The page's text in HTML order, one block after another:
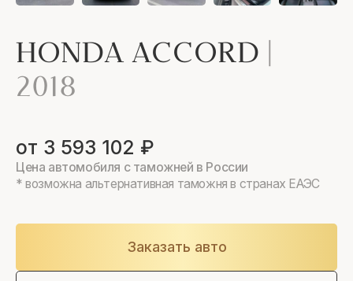
HONDA ACCORD |
2018
от 3 593 102 ₽
Цена автомобиля с таможней в России
* возможна альтернативная таможня в странах ЕАЭС
Заказать авто